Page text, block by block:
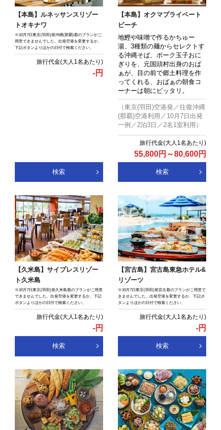
【本島】ルネッサンスリゾー
トオキナワ
-円
※10月7日東京(羽田)発沖縄(那覇)着のプランがご
用意できませんでした。出発空港を変更するか、
下記ボタンよりほかの日付で検索ください。
検索
【本島】オクマプライベート
ビーチ
55,800円 ～80,600円
地鰹や味噌で作るかちゅー
湯、3種類の麺からセレクトす
る沖縄そば、ポーク玉子おに
ぎりを、元国頭村出身のおば
ぁが、目の前で郷土料理を作
ってくれる、おばぁの朝食コ
ーナーは朝にピッタリ。
（東京(羽田)空港発／往復沖縄
(那覇)空港利用／10月7日出発
一例／2泊3日／2名1室利用）
検索
【久米島】サイプレスリゾー
ト久米島
-円
※10月7日東京(羽田)発久米島着のプランがご用意
できませんでした。出発空港を変更するか、下記
ボタンよりほかの日付で検索ください。
検索
【宮古島】宮古島東急ホテル&
リゾーツ
-円
※10月7日東京(羽田)発宮古着のプランがご用意で
きませんでした。出発空港を変更するか、下記ボ
タンよりほかの日付で検索ください。
検索